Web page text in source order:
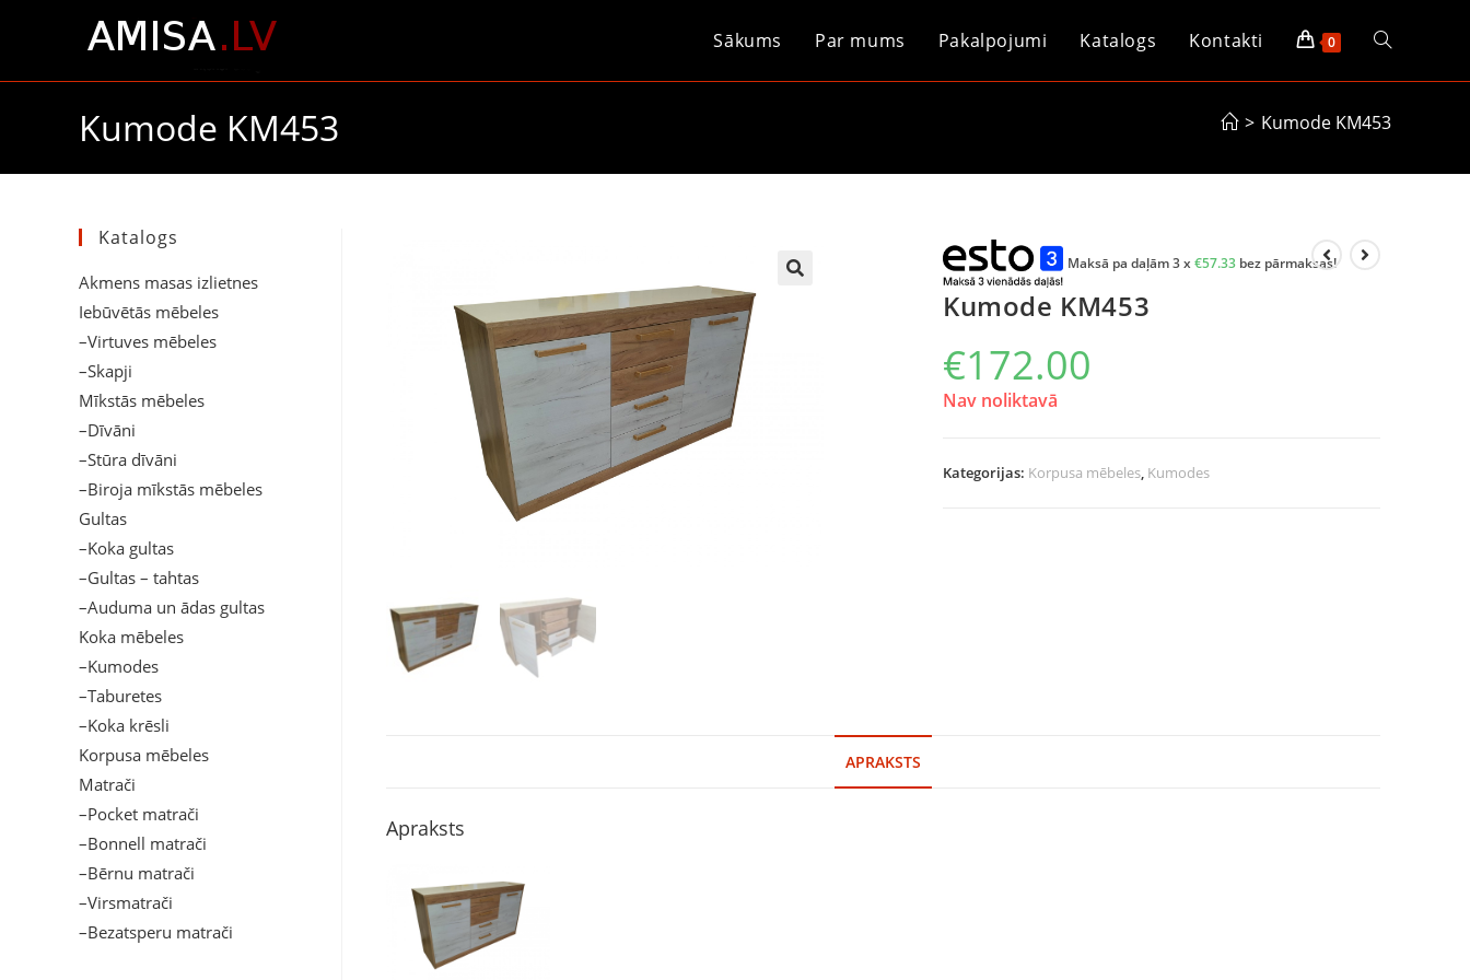
Sākums Par mums Pakalpojumi Katalogs Kontakti 0
Kumode KM453 > Kumode KM453
Maksā pa daļām 3 x€57.33 bez pārmaksas!
Kumode KM453
€172.00
Nav noliktavā
Kategorijas: Korpusa mēbeles, Kumodes
APRAKSTS
Apraksts
Katalogs
Akmens masas izlietnes
Iebūvētās mēbeles
–Virtuves mēbeles
–Skapji
Mīkstās mēbeles
–Dīvāni
–Stūra dīvāni
–Biroja mīkstās mēbeles
Gultas
–Koka gultas
–Gultas – tahtas
–Auduma un ādas gultas
Koka mēbeles
–Kumodes
–Taburetes
–Koka krēsli
Korpusa mēbeles
Matrači
–Pocket matrači
–Bonnell matrači
–Bērnu matrači
–Virsmatrači
–Bezatsperu matrači